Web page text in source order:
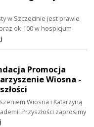
w Szczecinie jest prawie
ok 100 w hospicjum
Promocja
Wiosna -
Wiosna i Katarzyną
Przyszłości zaprosimy